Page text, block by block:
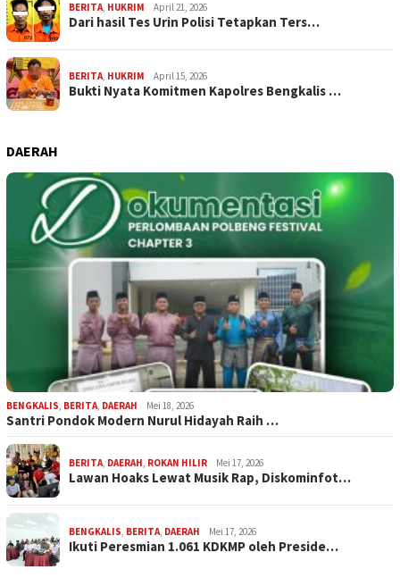
BERITA, HUKRIM April 21, 2026
Dari hasil Tes Urin Polisi Tetapkan Ters…
BERITA, HUKRIM April 15, 2026
Bukti Nyata Komitmen Kapolres Bengkalis …
DAERAH
BENGKALIS, BERITA, DAERAH Mei 18, 2026
Santri Pondok Modern Nurul Hidayah Raih …
BERITA, DAERAH, ROKAN HILIR Mei 17, 2026
Lawan Hoaks Lewat Musik Rap, Diskominfot…
BENGKALIS, BERITA, DAERAH Mei 17, 2026
Ikuti Peresmian 1.061 KDKMP oleh Preside…